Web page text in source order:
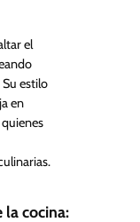
el
estilo
en
la cocina: